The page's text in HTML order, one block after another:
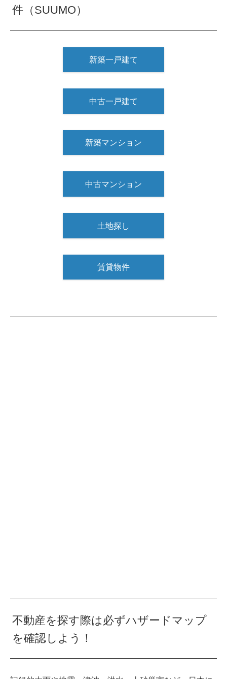
件（SUUMO）
新築一戸建て
中古一戸建て
新築マンション
中古マンション
土地探し
賃貸物件
不動産を探す際は必ずハザードマップ
を確認しよう！